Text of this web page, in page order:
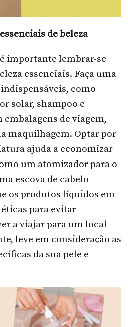
de beleza
importante lembrar-se
essenciais. Faça uma
como
solar, shampoo e
de viagem,
maquilhagem. Optar por
ajuda a economizar
um atomizador para o
escova de cabelo
os produtos líquidos em
para evitar
a viajar para um local
leve em consideração as
da sua pele e